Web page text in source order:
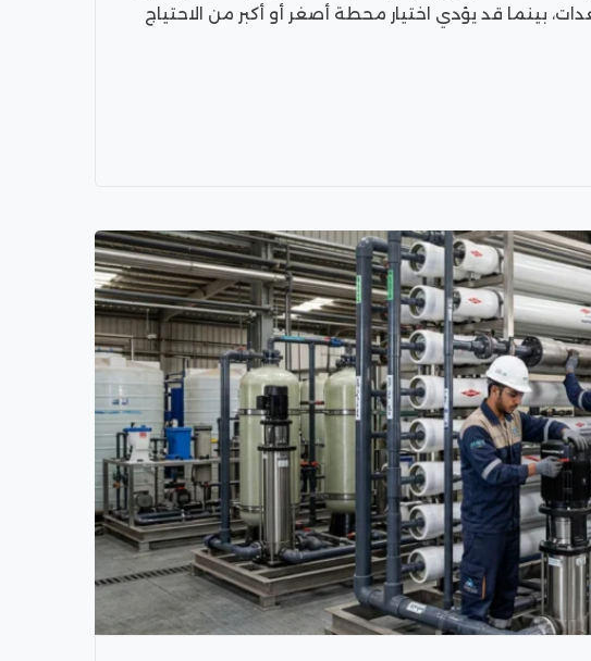
بينما قد يؤدي اختيار محطة أصغر أو أكبر من الاحتياج